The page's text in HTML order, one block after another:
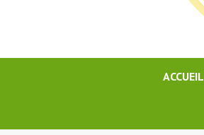
ACCUEIL